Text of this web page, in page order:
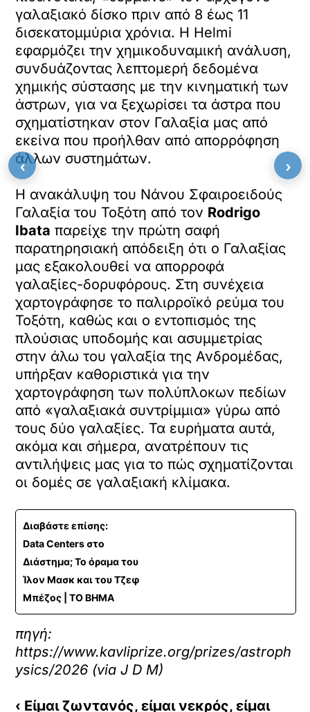
γαλαξιακό δίσκο πριν από 8 έως 11
δισεκατομμύρια χρόνια. Η Helmi
εφαρμόζει την χημικοδυναμική ανάλυση,
συνδυάζοντας λεπτομερή δεδομένα
χημικής σύστασης με την κινηματική των
άστρων, για να ξεχωρίσει τα άστρα που
σχηματίστηκαν στον Γαλαξία μας από
εκείνα που προήλθαν από απορρόφηση
άλλων συστημάτων.
Η ανακάλυψη του Νάνου Σφαιροειδούς
Γαλαξία του Τοξότη από τον Rodrigo
Ibata παρείχε την πρώτη σαφή
παρατηρησιακή απόδειξη ότι ο Γαλαξίας
μας εξακολουθεί να απορροφά
γαλαξίες-δορυφόρους. Στη συνέχεια
χαρτογράφησε το παλιρροϊκό ρεύμα του
Τοξότη, καθώς και ο εντοπισμός της
πλούσιας υποδομής και ασυμμετρίας
στην άλω του γαλαξία της Ανδρομέδας,
υπήρξαν καθοριστικά για την
χαρτογράφηση των πολύπλοκων πεδίων
από «γαλαξιακά συντρίμμια» γύρω από
τους δύο γαλαξίες. Τα ευρήματα αυτά,
ακόμα και σήμερα, ανατρέπουν τις
αντιλήψεις μας για το πώς σχηματίζονται
οι δομές σε γαλαξιακή κλίμακα.
Διαβάστε επίσης:
Data Centers στο
Διάστημα; Το όραμα του
Ίλον Μασκ και του Τζεφ
Μπέζος | ΤΟ ΒΗΜΑ
πηγή:
https://www.kavliprize.org/prizes/astroph
ysics/2026 (via J D M)
‹ Είμαι ζωντανός, είμαι νεκρός, είμαι
‹ ›